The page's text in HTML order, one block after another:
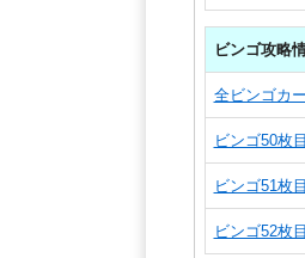
ビンゴ攻略
全ビンゴカ
ビンゴ50枚
ビンゴ51枚
ビンゴ52枚